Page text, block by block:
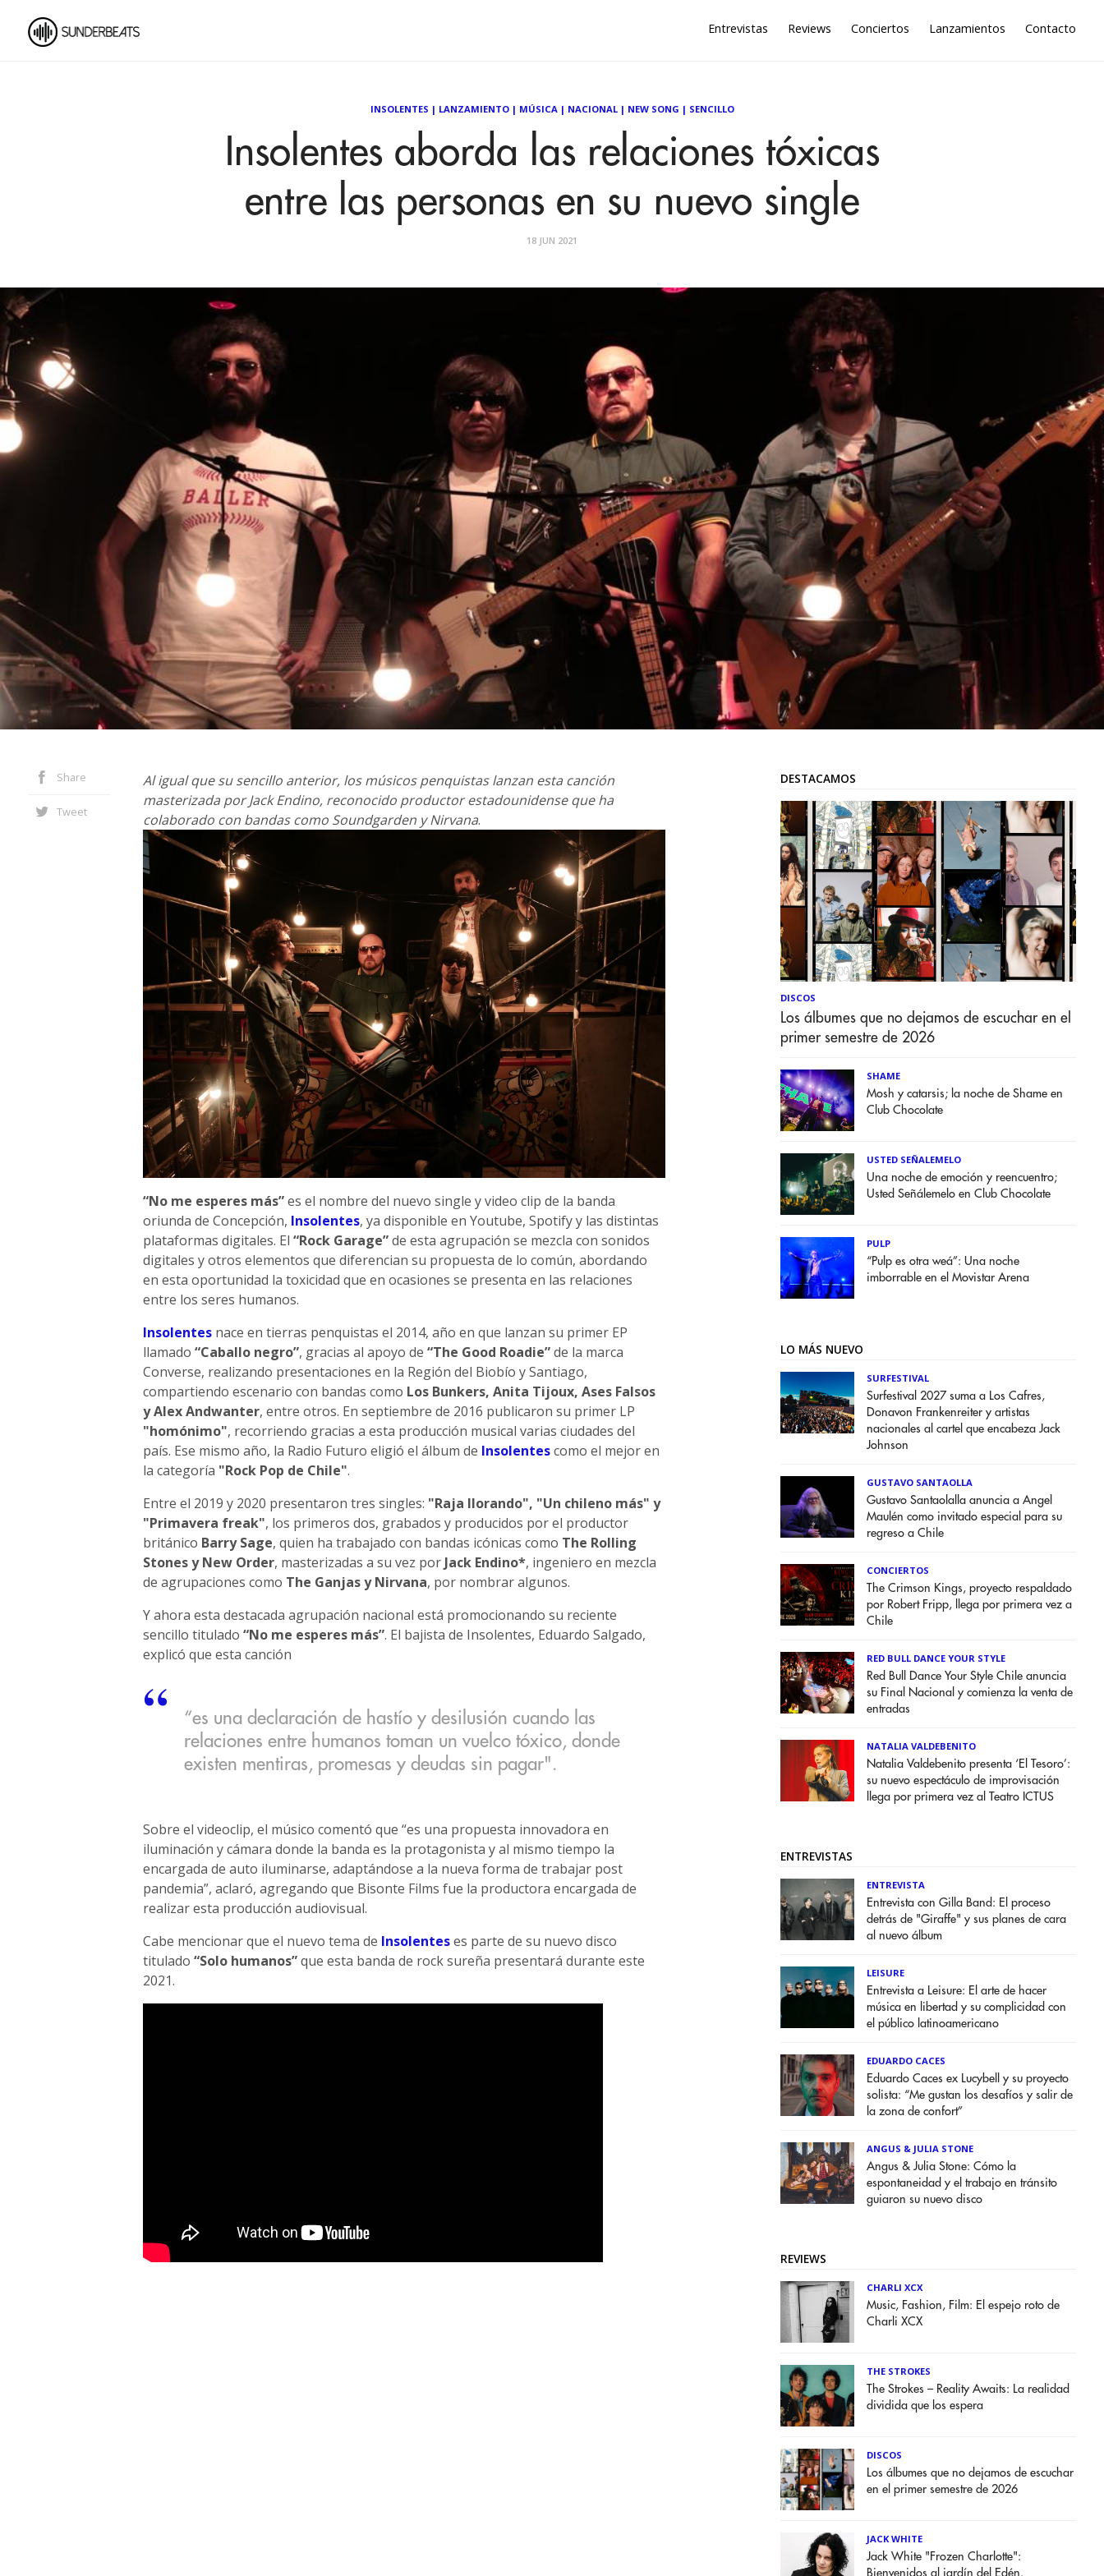
Entrevistas Reviews Conciertos Lanzamientos Contacto
INSOLENTES | LANZAMIENTO| MÚSICA| NACIONAL| NEW SONG | SENCILLO
Insolentes aborda las relaciones tóxicas
entre las personas en su nuevo single
18 JUN 2021
Share
Tweet
Al igual que su sencillo anterior, los músicos penquistas lanzan esta canción
masterizada por Jack Endino, reconocido productor estadounidense que ha
colaborado con bandas como Soundgarden y Nirvana.
“No me esperes más”es el nombre del nuevo single y video clip de la banda
oriunda de Concepción, Insolentes, ya disponible en Youtube, Spotify y las distintas
plataformas digitales. El “Rock Garage”de esta agrupación se mezcla con sonidos
digitales y otros elementos que diferencian su propuesta de lo común, abordando
en esta oportunidad la toxicidad que en ocasiones se presenta en las relaciones
entre los seres humanos.
Insolentesnace en tierras penquistas el 2014, año en que lanzan su primer EP
llamado “Caballo negro”, gracias al apoyo de “The Good Roadie”de la marca
Converse, realizando presentaciones en la Región del Biobío y Santiago,
compartiendo escenario con bandas como Los Bunkers, Anita Tijoux, Ases Falsos
y Alex Andwanter, entre otros. En septiembre de 2016 publicaron su primer LP
"homónimo", recorriendo gracias a esta producción musical varias ciudades del
país. Ese mismo año, la Radio Futuro eligió el álbum de Insolentescomo el mejor en
la categoría "Rock Pop de Chile".
Entre el 2019 y 2020 presentaron tres singles: "Raja llorando", "Un chileno más" y
"Primavera freak", los primeros dos, grabados y producidos por el productor
británico Barry Sage, quien ha trabajado con bandas icónicas como The Rolling
Stones y New Order, masterizadas a su vez por Jack Endino*, ingeniero en mezcla
de agrupaciones como The Ganjas y Nirvana, por nombrar algunos.
Y ahora esta destacada agrupación nacional está promocionando su reciente
sencillo titulado “No me esperes más”. El bajista de Insolentes, Eduardo Salgado,
explicó que esta canción
“es una declaración de hastío y desilusión cuando las
relaciones entre humanos toman un vuelco tóxico, donde
existen mentiras, promesas y deudas sin pagar".
Sobre el videoclip, el músico comentó que “es una propuesta innovadora en
iluminación y cámara donde la banda es la protagonista y al mismo tiempo la
encargada de auto iluminarse, adaptándose a la nueva forma de trabajar post
pandemia”, aclaró, agregando que Bisonte Films fue la productora encargada de
realizar esta producción audiovisual.
Cabe mencionar que el nuevo tema de Insolenteses parte de su nuevo disco
titulado “Solo humanos”que esta banda de rock sureña presentará durante este
2021.
DESTACAMOS
DISCOS
Los álbumes que no dejamos de escuchar en el
primer semestre de 2026
SHAME
Mosh y catarsis; la noche de Shame en
Club Chocolate
USTED SEÑALEMELO
Una noche de emoción y reencuentro;
Usted Señálemelo en Club Chocolate
PULP
“Pulp es otra weá”: Una noche
imborrable en el Movistar Arena
LO MÁS NUEVO
SURFESTIVAL
Surfestival 2027 suma a Los Cafres,
Donavon Frankenreiter y artistas
nacionales al cartel que encabeza Jack
Johnson
GUSTAVO SANTAOLLA
Gustavo Santaolalla anuncia a Angel
Maulén como invitado especial para su
regreso a Chile
CONCIERTOS
The Crimson Kings, proyecto respaldado
por Robert Fripp, llega por primera vez a
Chile
RED BULL DANCE YOUR STYLE
Red Bull Dance Your Style Chile anuncia
su Final Nacional y comienza la venta de
entradas
NATALIA VALDEBENITO
Natalia Valdebenito presenta ‘El Tesoro’:
su nuevo espectáculo de improvisación
llega por primera vez al Teatro ICTUS
ENTREVISTAS
ENTREVISTA
Entrevista con Gilla Band: El proceso
detrás de "Giraffe" y sus planes de cara
al nuevo álbum
LEISURE
Entrevista a Leisure: El arte de hacer
música en libertad y su complicidad con
el público latinoamericano
EDUARDO CACES
Eduardo Caces ex Lucybell y su proyecto
solista: “Me gustan los desafíos y salir de
la zona de confort”
ANGUS & JULIA STONE
Angus & Julia Stone: Cómo la
espontaneidad y el trabajo en tránsito
guiaron su nuevo disco
REVIEWS
CHARLI XCX
Music, Fashion, Film: El espejo roto de
Charli XCX
THE STROKES
The Strokes – Reality Awaits: La realidad
dividida que los espera
DISCOS
Los álbumes que no dejamos de escuchar
en el primer semestre de 2026
JACK WHITE
Jack White "Frozen Charlotte":
Bienvenidos al jardín del Edén.